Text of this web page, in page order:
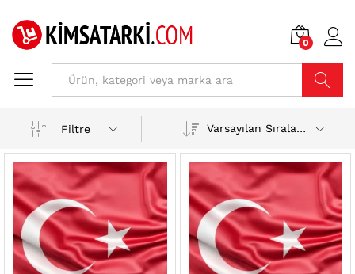
0
Filtre
Varsayılan Sıralama